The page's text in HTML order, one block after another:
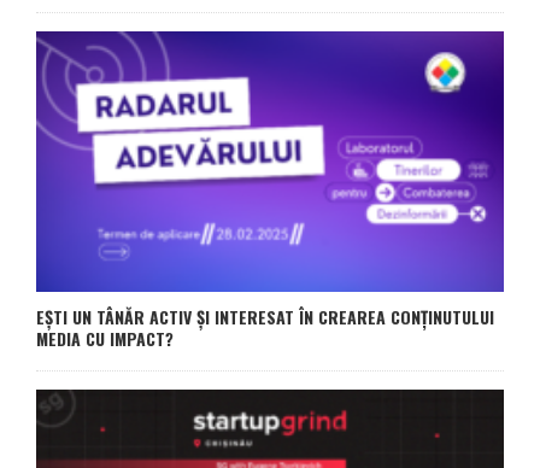
EȘTI UN TÂNĂR ACTIV ȘI INTERESAT ÎN CREAREA CONȚINUTULUI
MEDIA CU IMPACT?